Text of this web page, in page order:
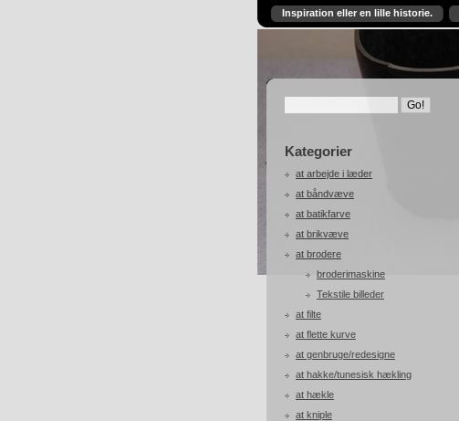
Inspiration eller en lille historie.
Kategorier
at arbejde i læder
at båndvæve
at batikfarve
at brikvæve
at brodere
broderimaskine
Tekstile billeder
at filte
at flette kurve
at genbruge/redesigne
at hakke/tunesisk hækling
at hækle
at kniple